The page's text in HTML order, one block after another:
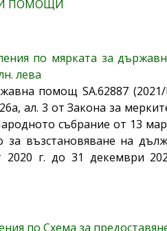
ПОМОЩИ
по мярката за
лева
помощ SA.62887 (2021/
ал. 3 от Закона за
събрание от 13
за възстановяване на
г. до 31 декември
по Схема за